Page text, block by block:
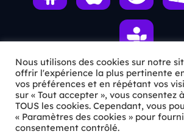
ℹ️ INFOS PRATIQUES
✉️Contact
Nous utilisons des cookies sur notre
offrir l'expérience la plus pertinente
vos préférences et en répétant vos
sur « Tout accepter », vous consentez
TOUS les cookies. Cependant, vous
« Paramètres des cookies » pour
consentement contrôlé.